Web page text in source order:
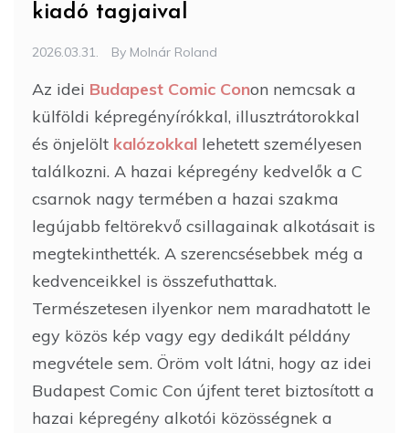
kiadó tagjaival
2026.03.31. By Molnár Roland
Az idei Budapest Comic Conon nemcsak a
külföldi képregényírókkal, illusztrátorokkal
és önjelölt kalózokkal lehetett személyesen
találkozni. A hazai képregény kedvelők a C
csarnok nagy termében a hazai szakma
legújabb feltörekvő csillagainak alkotásait is
megtekinthették. A szerencsésebbek még a
kedvenceikkel is összefuthattak.
Természetesen ilyenkor nem maradhatott le
egy közös kép vagy egy dedikált példány
megvétele sem. Öröm volt látni, hogy az idei
Budapest Comic Con újfent teret biztosított a
hazai képregény alkotói közösségnek a